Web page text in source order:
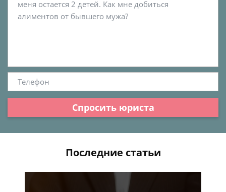
Спросить юриста
Последние статьи